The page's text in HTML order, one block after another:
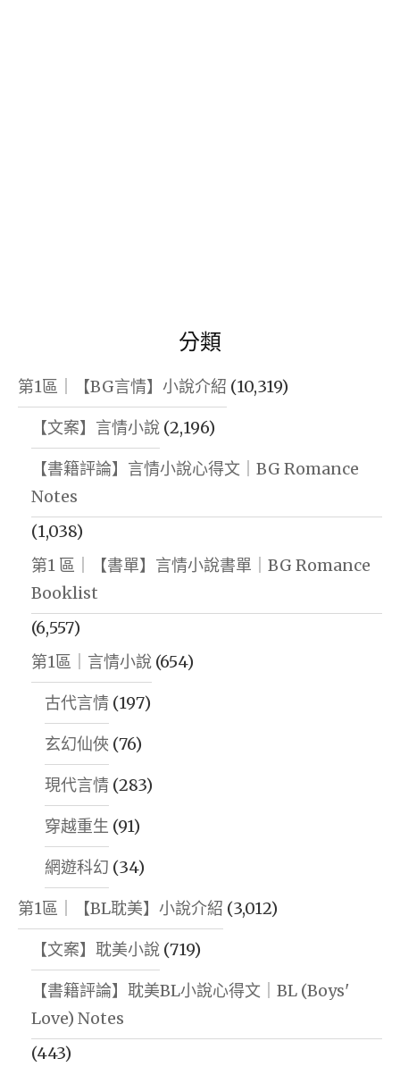
分類
第1區｜【BG言情】小說介紹 (10,319)
【文案】言情小說 (2,196)
【書籍評論】言情小說心得文｜BG Romance
Notes
(1,038)
第1 區｜【書單】言情小說書單｜BG Romance
Booklist
(6,557)
第1區｜言情小說 (654)
古代言情 (197)
玄幻仙俠 (76)
現代言情 (283)
穿越重生 (91)
網遊科幻 (34)
第1區｜【BL耽美】小說介紹 (3,012)
【文案】耽美小說 (719)
【書籍評論】耽美BL小說心得文｜BL (Boys'
Love) Notes
(443)